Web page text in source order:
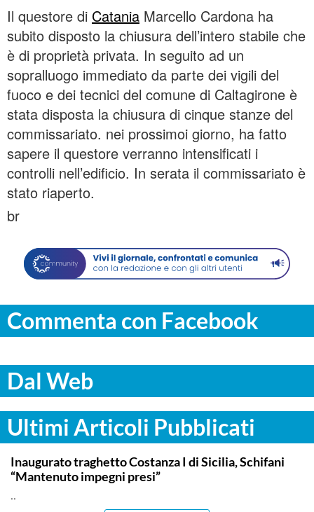
Il questore di Catania Marcello Cardona ha
subito disposto la chiusura dell’intero stabile che
è di proprietà privata. In seguito ad un
sopralluogo immediato da parte dei vigili del
fuoco e dei tecnici del comune di Caltagirone è
stata disposta la chiusura di cinque stanze del
commissariato. nei prossimoi giorno, ha fatto
sapere il questore verranno intensificati i
controlli nell’edificio. In serata il commissariato è
stato riaperto.
br
Commenta con Facebook
Dal Web
Ultimi Articoli Pubblicati
ITALPRESS
Inaugurato traghetto Costanza I di Sicilia, Schifani
“Mantenuto impegni presi”
..